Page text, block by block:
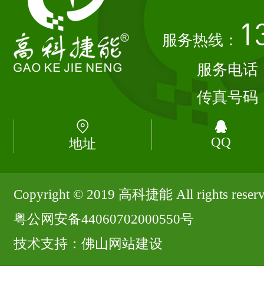
服务热线：
服务电
传真号
地址 QQ
Copyright © 2019 高科捷能 All rights
粤公网安备44060702000550号
技术支持： 佛山网站建设